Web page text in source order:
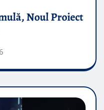
Noul Proiect